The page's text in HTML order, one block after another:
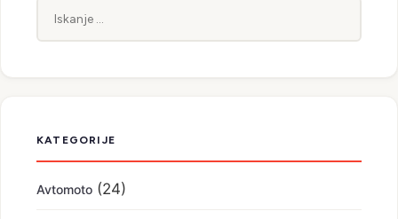
KATEGORIJE
Avtomoto (24)